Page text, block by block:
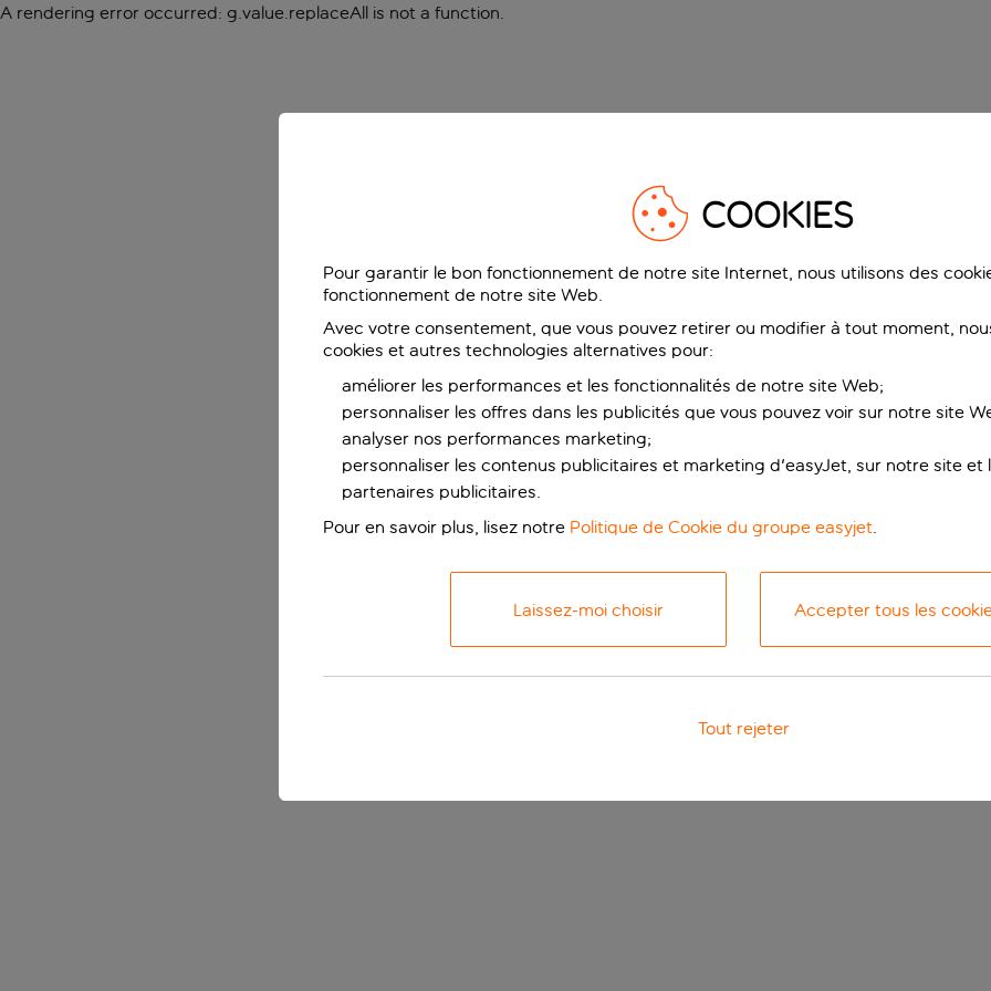
A rendering error occurred: g.value.replaceAll is not a function.
COOKIES
Pour garantir le bon fonctionnement de notre site Internet, nous utilisons des
fonctionnement de notre site Web.
Avec votre consentement, que vous pouvez retirer ou modifier à tout moment,
cookies et autres technologies alternatives pour:
améliorer les performances et les fonctionnalités de notre site Web;
personnaliser les offres dans les publicités que vous pouvez voir sur notre site
analyser nos performances marketing;
personnaliser les contenus publicitaires et marketing d'easyJet, sur notre site et
partenaires publicitaires.
Pour en savoir plus, lisez notre Politique de Cookie du groupe easyjet.
Laissez-moi choisir Accepter tous les
Tout rejeter